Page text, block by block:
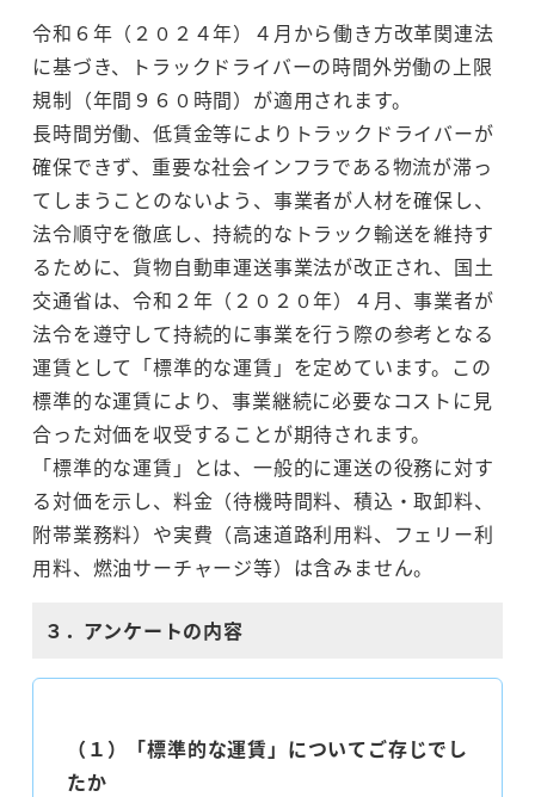
令和６年（２０２４年）４月から働き方改革関連法
に基づき、トラックドライバーの時間外労働の上限
規制（年間９６０時間）が適用されます。
長時間労働、低賃金等によりトラックドライバーが
確保できず、重要な社会インフラである物流が滞っ
てしまうことのないよう、事業者が人材を確保し、
法令順守を徹底し、持続的なトラック輸送を維持す
るために、貨物自動車運送事業法が改正され、国土
交通省は、令和２年（２０２０年）４月、事業者が
法令を遵守して持続的に事業を行う際の参考となる
運賃として「標準的な運賃」を定めています。この
標準的な運賃により、事業継続に必要なコストに見
合った対価を収受することが期待されます。
「標準的な運賃」とは、一般的に運送の役務に対す
る対価を示し、料金（待機時間料、積込・取卸料、
附帯業務料）や実費（高速道路利用料、フェリー利
用料、燃油サーチャージ等）は含みません。
３．アンケートの内容
（１）「標準的な運賃」についてご存じでし
たか